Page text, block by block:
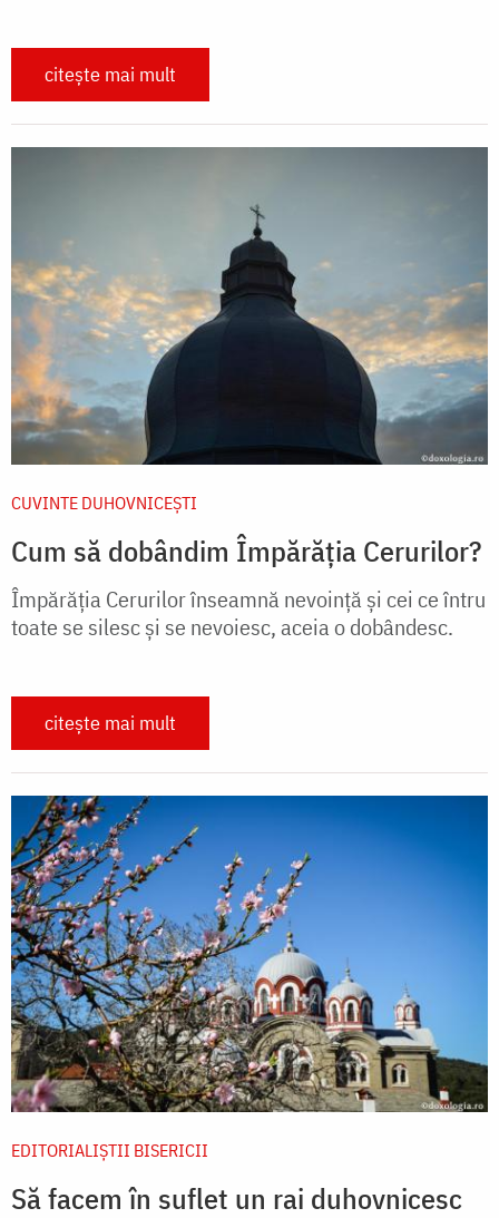
citește mai mult
CUVINTE DUHOVNICEȘTI
Cum să dobândim Împărăția Cerurilor?
Împărăția Cerurilor înseamnă nevoință și cei ce întru
toate se silesc și se nevoiesc, aceia o dobândesc.
citește mai mult
EDITORIALIȘTII BISERICII
Să facem în suflet un rai duhovnicesc